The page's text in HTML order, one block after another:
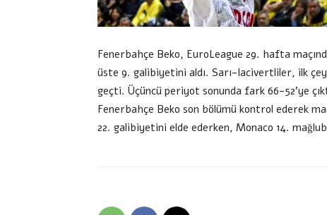
Fenerbahçe Beko, EuroLeague 29. hafta
üste 9. galibiyetini aldı. Sarı-lacivertliler, ilk
geçti. Üçüncü periyot sonunda fark 66-52’ye
Fenerbahçe Beko son bölümü kontrol ederek
22. galibiyetini elde ederken, Monaco 14.